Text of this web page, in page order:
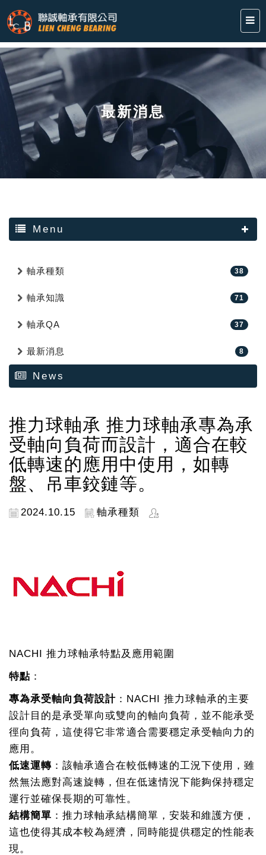
最新消息
Menu
軸承種類 38
軸承知識 71
軸承QA 37
最新消息 8
News
推力球軸承 推力球軸承專為承
受軸向負荷而設計，適合在較
低轉速的應用中使用，如轉
盤、吊車鉸鏈等。
2024.10.15 軸承種類
NACHI 推力球軸承特點及應用範圍
特點 ：
專為承受軸向負荷設計 ：NACHI 推力球軸承的主要
設計目的是承受單向或雙向的軸向負荷，並不能承受
徑向負荷，這使得它非常適合需要穩定承受軸向力的
應用。
低速運轉 ：該軸承適合在較低轉速的工況下使用，雖
然無法應對高速旋轉，但在低速情況下能夠保持穩定
運行並確保長期的可靠性。
結構簡單 ：推力球軸承結構簡單，安裝和維護方便，
這也使得其成本較為經濟，同時能提供穩定的性能表
現。